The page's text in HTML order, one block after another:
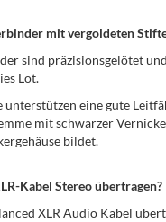
mit vergoldeten
sind präzisionsgelötet
Lot.
unterstützen eine gute
mit schwarzer
bildet.
Kabel Stereo übertragen?
XLR Audio Kabel